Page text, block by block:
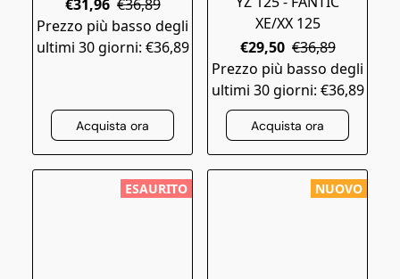
€31,96 €36,89
Prezzo più basso degli
ultimi 30 giorni: €36,89
Acquista ora
XE/XX 125
€29,50 €36,89
Prezzo più basso degli
ultimi 30 giorni: €36,89
Acquista ora
ESAURITO NUOVO